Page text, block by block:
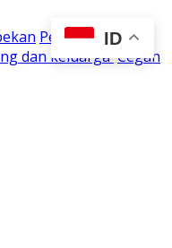
Perjuangan 15
dan keluargaCegah
ID